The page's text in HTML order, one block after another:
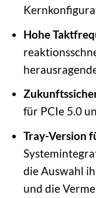
Hohe
für PCIe 5.0
Tray-Version
die Auswahl
und die